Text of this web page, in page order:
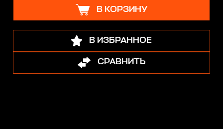
В КОРЗИНУ
В ИЗБРАННОЕ
СРАВНИТЬ